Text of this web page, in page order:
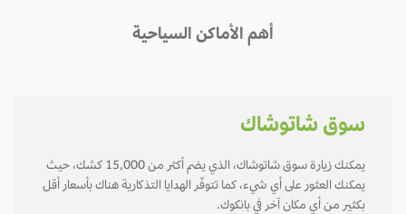
أهم الأماكن السياحية
سوق شاتوشاك
يمكنك زيارة سوق شاتوشاك، الذي يضم أكثر من 15,000 كشك، حيث
يمكنك العثور على أي شيء، كما تتوفّر الهدايا التذكارية هناك بأسعار أقل
بكثير من أي مكان آخر في بانكوك.